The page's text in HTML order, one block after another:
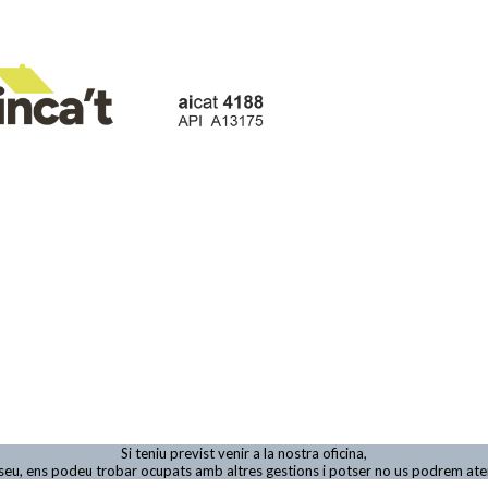
Si teniu previst venir a la nostra oficina,
ens podeu trobar ocupats amb altres gestions i potser no us podrem